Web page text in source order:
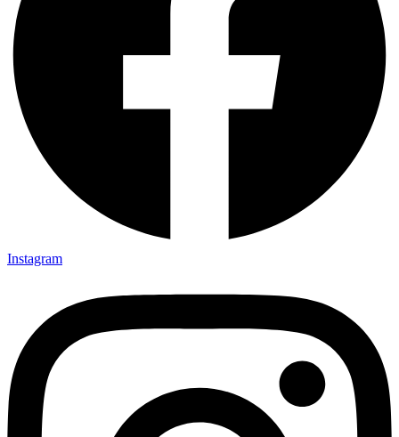
Instagram